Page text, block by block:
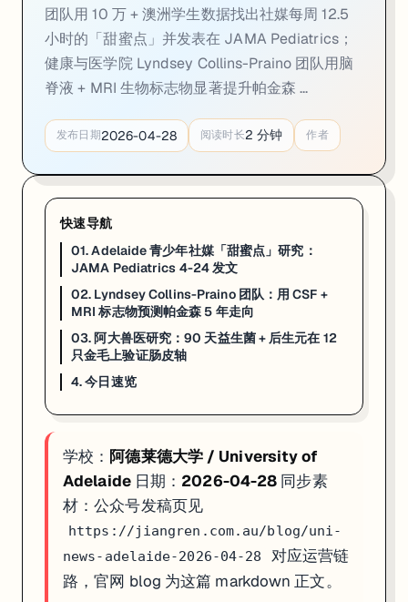
：Adelaide University 健康与医学院 4 月 22 日发布两篇配套研
Adelaide University 健康与医学院 4 月 22 日同步发布两篇配套研究
Collins-Praino 的判断很直接：在两项研究里，加入生物标志物相比只
团队下一步计划把血液标志物 + 神经影像 + 生活史一起放进模型，正
来源：Adelaide University Newsroom · 2026-04-22
03. 阿大兽医研究：90 天益生菌 + 后生元在 12
：Adelaide University 4 月 21 日公布一项兽医微生物组研究
Adelaide University 4 月 21 日宣布一项兽医微生物组研究：研究团队
90 天每日补充后，金毛肠道和皮肤样本里都检出了显著增加的有益菌
走 Veterinary Science、Animal Science、Food and Nutrition 方向的
来源：Adelaide University Newsroom · 2026-04-21
4. 今日速览
01 · 公共卫生
02 · 神经医学：Lyndsey Collins-Praino 团队用 CSF + MRI 标志
03 · 兽医科研 ：90 天益生菌跟踪 12 只金毛 · 肠道 + 皮肤同步出
如果你在看 ADELAIDE 的申请、奖学金或研究机会，这篇可以直接当作
团队用 10 万 + 澳洲学生数据找出社媒每周 12.5
小时的「甜蜜点」并发表在 JAMA Pediatrics；
健康与医学院 Lyndsey Collins-Praino 团队用脑
脊液 + MRI 生物标志物显著提升帕金森 ...
发布日期2026-04-28 阅读时长2 分钟 作者
快速导航
01. Adelaide 青少年社媒「甜蜜点」研究：
JAMA Pediatrics 4-24 发文
02. Lyndsey Collins-Praino 团队：用 CSF +
MRI 标志物预测帕金森 5 年走向
03. 阿大兽医研究：90 天益生菌 + 后生元在 12
只金毛上验证肠皮轴
4. 今日速览
学校： 阿德莱德大学 / University of
Adelaide日期： 2026-04-28 同步素
材：公众号发稿页见
https://jiangren.com.au/blog/uni-
news-adelaide-2026-04-28
对应运营链
路，官网 blog 为这篇 markdown 正文。